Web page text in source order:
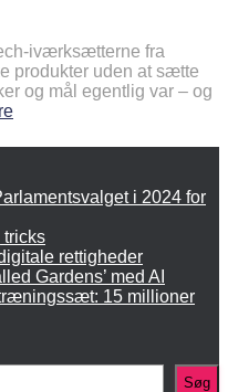
iværksætterne fra
produkter uden at sætte
og mål egentlig var – og
i 2024 for
tricks
rettigheder
Gardens’ med AI
træningssæt: 15 millioner
Søg